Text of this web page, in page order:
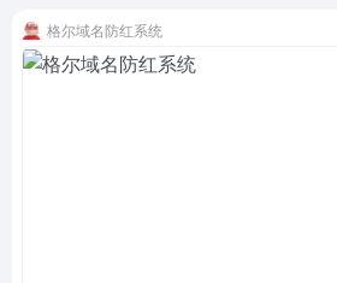
格尔域名防红系统